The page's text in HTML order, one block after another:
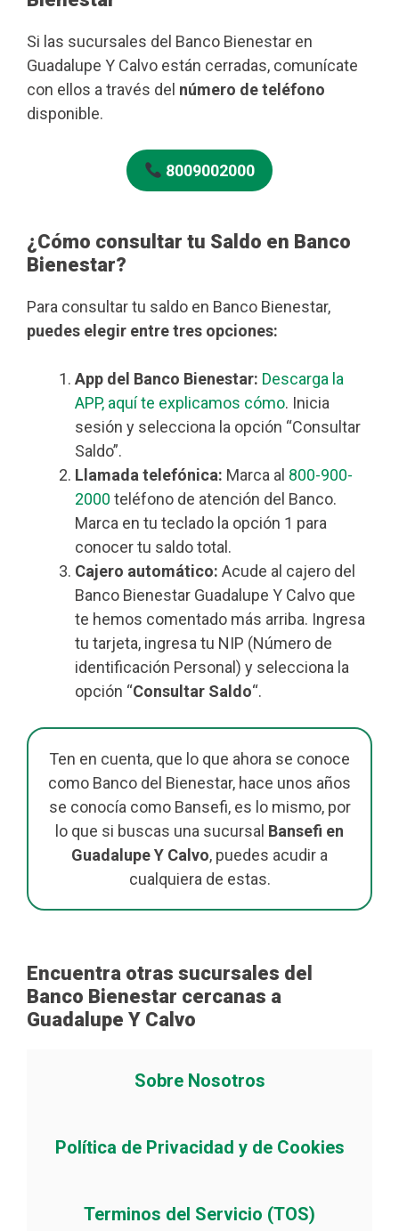
Si las sucursales del Banco Bienestar en
Guadalupe Y Calvo están cerradas, comunícate
con ellos a través del número de teléfono
disponible.
8009002000
¿Cómo consultar tu Saldo en Banco
Bienestar?
Para consultar tu saldo en Banco Bienestar,
puedes elegir entre tres opciones:
App del Banco Bienestar: Descarga la
APP, aquí te explicamos cómo. Inicia
sesión y selecciona la opción “Consultar
Saldo”.
Llamada telefónica: Marca al 800-900-
2000 teléfono de atención del Banco.
Marca en tu teclado la opción 1 para
conocer tu saldo total.
Cajero automático: Acude al cajero del
Banco Bienestar Guadalupe Y Calvo que
te hemos comentado más arriba. Ingresa
tu tarjeta, ingresa tu NIP (Número de
identificación Personal) y selecciona la
opción “Consultar Saldo“.
Ten en cuenta, que lo que ahora se conoce
como Banco del Bienestar, hace unos años
se conocía como Bansefi, es lo mismo, por
lo que si buscas una sucursal Bansefi en
Guadalupe Y Calvo, puedes acudir a
cualquiera de estas.
Encuentra otras sucursales del
Banco Bienestar cercanas a
Guadalupe Y Calvo
Sobre Nosotros
Política de Privacidad y de Cookies
Terminos del Servicio (TOS)